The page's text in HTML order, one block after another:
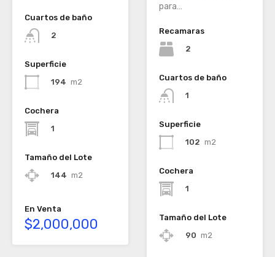
Cuartos de baño
2
Superficie
194 m2
Cochera
1
Tamaño del Lote
144 m2
En Venta
$2,000,000
para…
Recamaras
2
Cuartos de baño
1
Superficie
102 m2
Cochera
1
Tamaño del Lote
90 m2